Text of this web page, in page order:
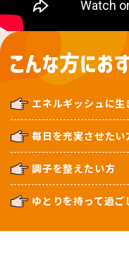
エネルギッシュに生
毎日を充実させたい
調子を整えたい方
ゆとりを持って過ご